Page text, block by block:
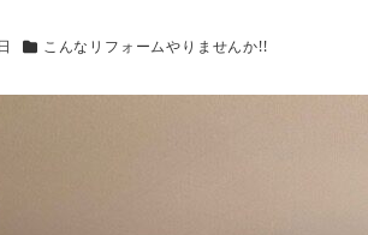
カテゴリー
こんなリフォームやりませんか!!